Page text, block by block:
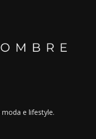
e lifestyle.